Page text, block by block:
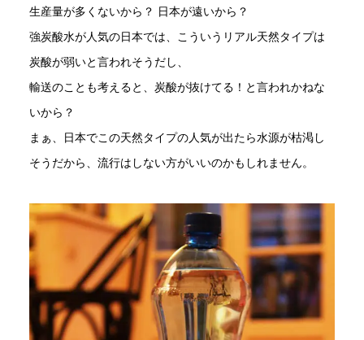
生産量が多くないから？ 日本が遠いから？
強炭酸水が人気の日本では、こういうリアル天然タイプは
炭酸が弱いと言われそうだし、
輸送のことも考えると、炭酸が抜けてる！と言われかねな
いから？
まぁ、日本でこの天然タイプの人気が出たら水源が枯渇し
そうだから、流行はしない方がいいのかもしれません。